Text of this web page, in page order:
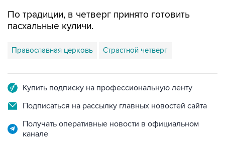
По традиции, в четверг принято готовить
пасхальные куличи.
Православная церковь Страстной четверг
Купить подписку на профессиональную ленту
Подписаться на рассылку главных новостей сайта
Получать оперативные новости в официальном
канале